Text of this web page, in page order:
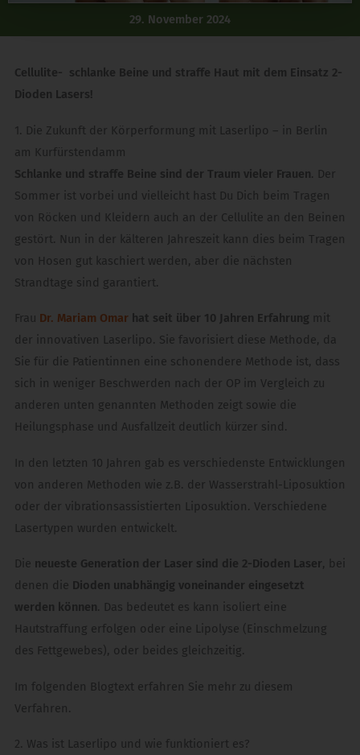
29. November 2024
Cellulite- schlanke Beine und straffe Haut mit dem Einsatz 2-
Dioden Lasers!
1. Die Zukunft der Körperformung mit Laserlipo – in Berlin
am Kurfürstendamm
Schlanke und straffe Beine sind der Traum vieler Frauen. Der
Sommer ist vorbei und vielleicht hast Du Dich beim Tragen
von Röcken und Kleidern auch an der Cellulite an den Beinen
gestört. Nun in der kälteren Jahreszeit kann dies beim Tragen
von Hosen gut kaschiert werden, aber die nächsten
Strandtage sind garantiert.
Frau Dr. Mariam Omarhat seit über 10 Jahren Erfahrung mit
der innovativen Laserlipo. Sie favorisiert diese Methode, da
Sie für die Patientinnen eine schonendere Methode ist, dass
sich in weniger Beschwerden nach der OP im Vergleich zu
anderen unten genannten Methoden zeigt sowie die
Heilungsphase und Ausfallzeit deutlich kürzer sind.
In den letzten 10 Jahren gab es verschiedenste Entwicklungen
von anderen Methoden wie z.B. der Wasserstrahl-Liposuktion
oder der vibrationsassistierten Liposuktion. Verschiedene
Lasertypen wurden entwickelt.
Die neueste Generation der Laser sind die 2-Dioden Laser, bei
denen die Dioden unabhängig voneinander eingesetzt
werden können. Das bedeutet es kann isoliert eine
Hautstraffung erfolgen oder eine Lipolyse (Einschmelzung
des Fettgewebes), oder beides gleichzeitig.
Im folgenden Blogtext erfahren Sie mehr zu diesem
Verfahren.
2. Was ist Laserlipo und wie funktioniert es?